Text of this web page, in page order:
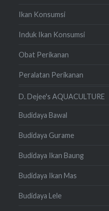
Ikan Konsumsi
Induk Ikan Konsumsi
Obat Perikanan
Peralatan Perikanan
D. Dejee's AQUACULTURE
Budidaya Bawal
Budidaya Gurame
Budidaya Ikan Baung
Budidaya Ikan Mas
Budidaya Lele